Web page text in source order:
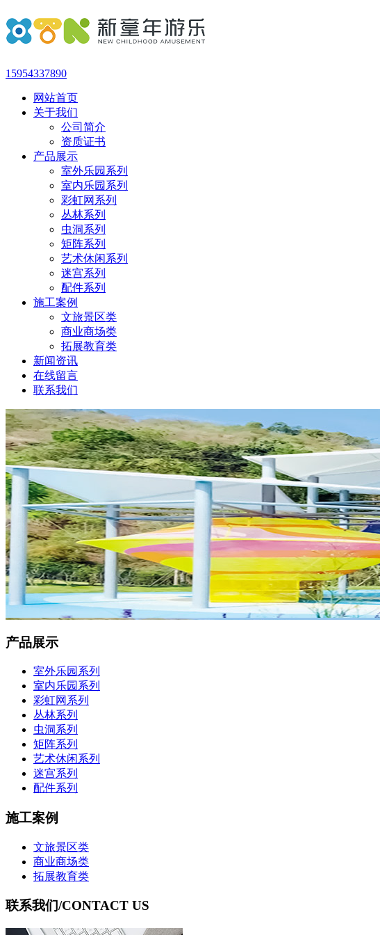
15954337890
网站首页
关于我们
公司简介
资质证书
产品展示
室外乐园系列
室内乐园系列
彩虹网系列
丛林系列
虫洞系列
矩阵系列
艺术休闲系列
迷宫系列
配件系列
施工案例
文旅景区类
商业商场类
拓展教育类
新闻资讯
在线留言
联系我们
产品展示
室外乐园系列
室内乐园系列
彩虹网系列
丛林系列
虫洞系列
矩阵系列
艺术休闲系列
迷宫系列
配件系列
施工案例
文旅景区类
商业商场类
拓展教育类
联系我们/CONTACT US